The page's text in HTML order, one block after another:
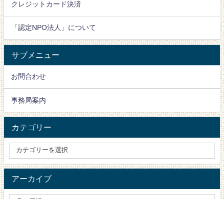
クレジットカード決済
「認定NPO法人」について
サブメニュー
お問合わせ
事務局案内
カテゴリー
アーカイブ